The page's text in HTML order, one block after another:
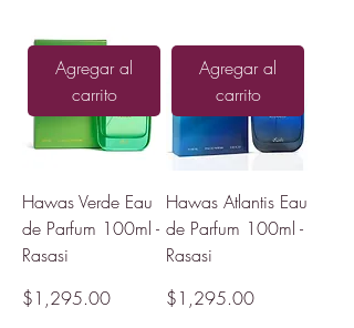
Agregar al
carrito
Hawas Verde Eau
de Parfum 100ml -
Rasasi
Precio
$1,295.00
Agregar al
carrito
Hawas Atlantis Eau
de Parfum 100ml -
Rasasi
Precio
$1,295.00